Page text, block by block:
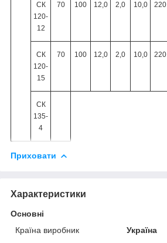
СК
120-
12
70 100 12,0 2,0 10,0 220
СК
120-
15
70 100 12,0 2,0 10,0 220
СК
135-
4
Приховати
Характеристики
Основні
Країна виробник
Україна